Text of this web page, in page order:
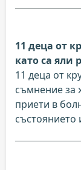
11 деца от
като са яли
11 деца от
съмнение за
приети в
състоянието